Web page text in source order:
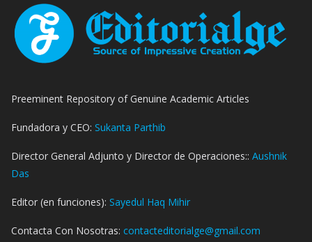
Preeminent Repository of Genuine Academic Articles
Fundadora y CEO: Sukanta Parthib
Director General Adjunto y Director de Operaciones:: Aushnik
Das
Editor (en funciones): Sayedul Haq Mihir
Contacta Con Nosotras: contacteditorialge@gmail.com